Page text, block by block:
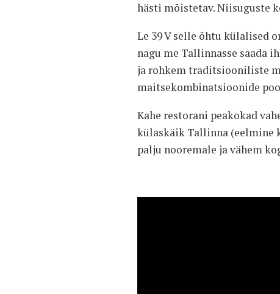
hästi mõistetav. Niisuguste
Le 39 V selle õhtu külalised
nagu me Tallinnasse saada
ja rohkem traditsiooniliste
maitsekombinatsioonide
Kahe restorani peakokad
külaskäik Tallinna (eelmine
palju nooremale ja vähem